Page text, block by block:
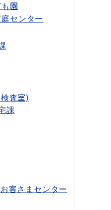
園
センター
査室)
課
客さまセンター